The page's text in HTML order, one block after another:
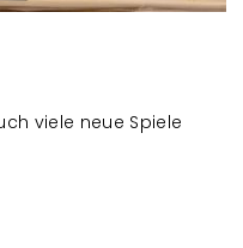
viele neue Spiele